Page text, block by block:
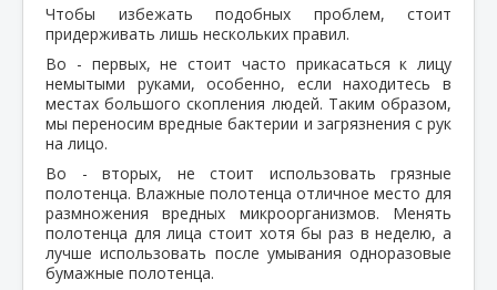
Чтобы избежать подобных проблем, стоит
придерживать лишь нескольких правил.
Во - первых, не стоит часто прикасаться к лицу
немытыми руками, особенно, если находитесь в
местах большого скопления людей. Таким образом,
мы переносим вредные бактерии и загрязнения с рук
на лицо.
Во - вторых, не стоит использовать грязные
полотенца. Влажные полотенца отличное место для
размножения вредных микроорганизмов. Менять
полотенца для лица стоит хотя бы раз в неделю, а
лучше использовать после умывания одноразовые
бумажные полотенца.